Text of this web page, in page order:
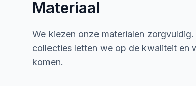
Materiaal
We kiezen onze materialen
collecties letten we op de kwaliteit en
komen.